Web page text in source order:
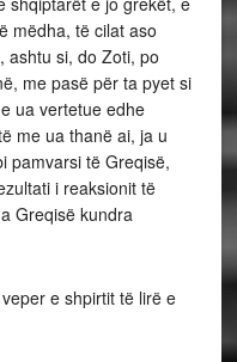
mëdha, të cilat aso
ashtu si, do Zoti, po
me pasë për ta pyet si
ua vertetue edhe
me ua thanë ai, ja u
pamvarsi të Greqisë,
i reaksionit të
Greqisë kundra
e shpirtit të lirë e